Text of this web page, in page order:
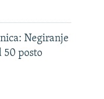
Negiranje
50 posto